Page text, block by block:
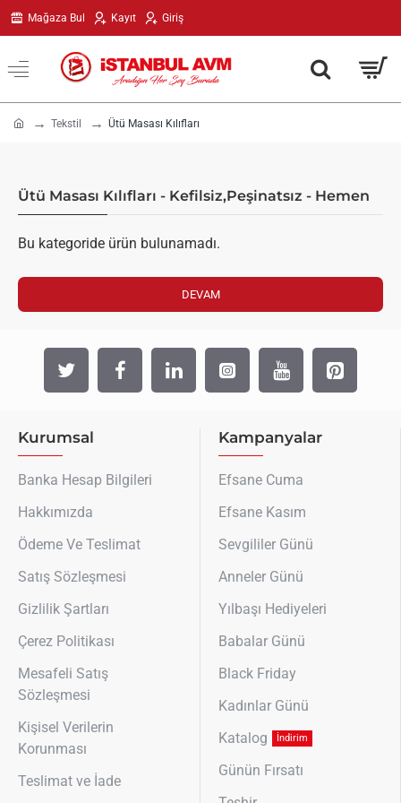
Mağaza Bul Kayıt Giriş
Tekstil Ütü Masası Kılıfları
Ütü Masası Kılıfları - Kefilsiz,Peşinatsız - Hemen
Bu kategoride ürün bulunamadı.
DEVAM
Kurumsal
Banka Hesap Bilgileri
Hakkımızda
Ödeme Ve Teslimat
Satış Sözleşmesi
Gizlilik Şartları
Çerez Politikası
Mesafeli Satış
Sözleşmesi
Kişisel Verilerin
Korunması
Teslimat ve İade
Kampanyalar
Efsane Cuma
Efsane Kasım
Sevgililer Günü
Anneler Günü
Yılbaşı Hediyeleri
Babalar Günü
Black Friday
Kadınlar Günü
Katalog
İndirim
Günün Fırsatı